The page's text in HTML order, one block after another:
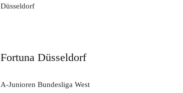
Fortuna Düsseldorf
A-Junioren Bundesliga West